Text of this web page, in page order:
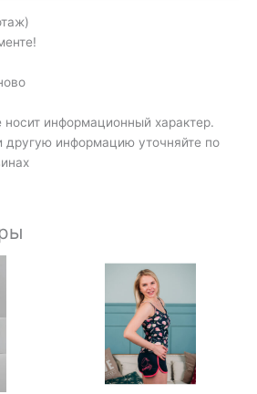
информационный характер.
другую информацию уточняйте по